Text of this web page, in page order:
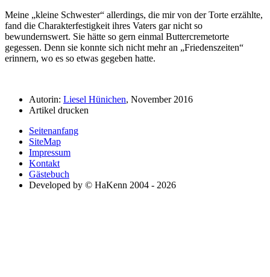
Meine
kleine Schwester
allerdings, die mir von der Torte erzählte,
fand die Charakterfestigkeit ihres Vaters gar nicht so
bewundernswert. Sie hätte so gern einmal Buttercremetorte
gegessen. Denn sie konnte sich nicht mehr an
Friedenszeiten
erinnern, wo es so etwas gegeben hatte.
Autorin: Liesel Hünichen, November 2016
Artikel drucken
Seitenanfang
SiteMap
Impressum
Kontakt
Gästebuch
Developed by © HaKenn 2004 - 2026